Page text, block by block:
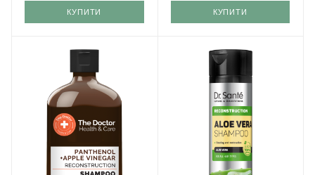
КУПИТИ КУПИТИ